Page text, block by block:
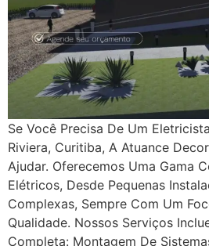
Se Você Precisa De Um
Riviera, Curitiba, A Atuance
Ajudar. Oferecemos Uma Gama
Elétricos, Desde Pequenas
Complexas, Sempre Com Um
Qualidade. Nossos Serviços
Completa: Montagem De